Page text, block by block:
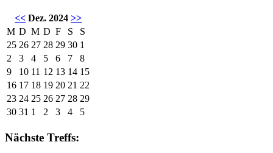
<< Dez. 2024 >>
M D M D F S
S
25 26 27 28 29 30 1
2
3 4 5 6 7
8
9
10 11 12 13 14 15
16 17 18 19 20 21 22
23 24 25 26 27 28 29
30 31 1 2 3 4 5
Nächste Treffs: